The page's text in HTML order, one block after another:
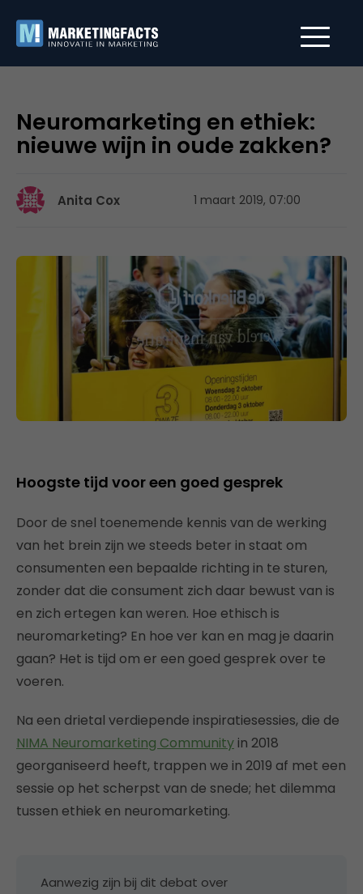
Neuromarketing en ethiek:
nieuwe wijn in oude zakken?
Anita Cox 1 maart 2019, 07:00
Hoogste tijd voor een goed gesprek
Door de snel toenemende kennis van de werking
van het brein zijn we steeds beter in staat om
consumenten een bepaalde richting in te sturen,
zonder dat die consument zich daar bewust van is
en zich ertegen kan weren. Hoe ethisch is
neuromarketing? En hoe ver kan en mag je daarin
gaan? Het is tijd om er een goed gesprek over te
voeren.
Na een drietal verdiepende inspiratiesessies, die de
NIMA Neuromarketing Communityin 2018
georganiseerd heeft, trappen we in 2019 af met een
sessie op het scherpst van de snede; het dilemma
tussen ethiek en neuromarketing.
Aanwezig zijn bij dit debat over